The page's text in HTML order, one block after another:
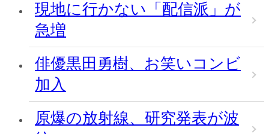
現地に行かない「配信派」が
急増
俳優黒田勇樹、お笑いコンビ
加入
原爆の放射線、研究発表が波